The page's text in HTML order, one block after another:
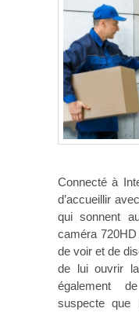
Connecté à
d’accueillir
qui sonnent
caméra 720HD
de voir et de
de lui ouvrir
également
suspecte que